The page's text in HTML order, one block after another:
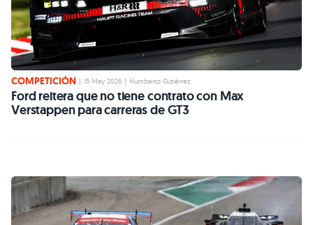
COMPETICIÓN | 15 May 2026 | Humberto Gutiérrez
Ford reitera que no tiene contrato con Max
Verstappen para carreras de GT3